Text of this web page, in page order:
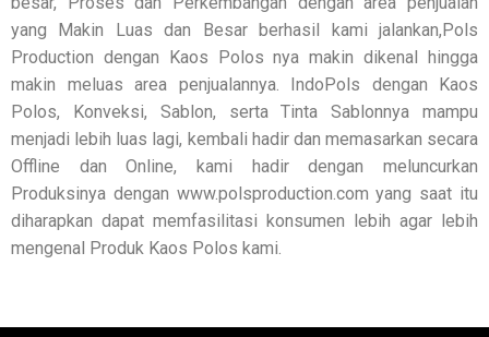
yang Makin Luas dan Besar berhasil kami jalankan,Pols
Production dengan Kaos Polos nya makin dikenal hingga
makin meluas area penjualannya. IndoPols dengan Kaos
Polos, Konveksi, Sablon, serta Tinta Sablonnya mampu
menjadi lebih luas lagi, kembali hadir dan memasarkan secara
Offline dan Online, kami hadir dengan meluncurkan
Produksinya dengan www.polsproduction.com yang saat itu
diharapkan dapat memfasilitasi konsumen lebih agar lebih
mengenal Produk Kaos Polos kami.